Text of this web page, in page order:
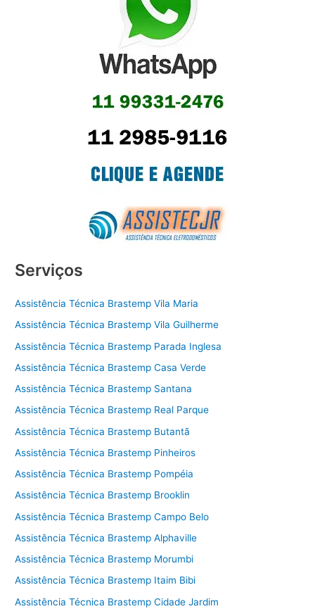
Serviços
Assistência Técnica Brastemp Vila Maria
Assistência Técnica Brastemp Vila Guilherme
Assistência Técnica Brastemp Parada Inglesa
Assistência Técnica Brastemp Casa Verde
Assistência Técnica Brastemp Santana
Assistência Técnica Brastemp Real Parque
Assistência Técnica Brastemp Butantã
Assistência Técnica Brastemp Pinheiros
Assistência Técnica Brastemp Pompéia
Assistência Técnica Brastemp Brooklin
Assistência Técnica Brastemp Campo Belo
Assistência Técnica Brastemp Alphaville
Assistência Técnica Brastemp Morumbi
Assistência Técnica Brastemp Itaim Bibi
Assistência Técnica Brastemp Cidade Jardim